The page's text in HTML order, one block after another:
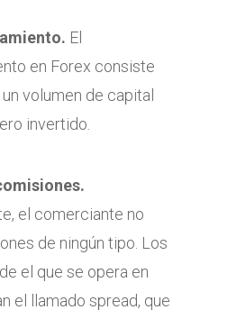
El
en Forex consiste
volumen de capital
invertido.
el comerciante no
de ningún tipo. Los
el que se opera en
el llamado spread, que